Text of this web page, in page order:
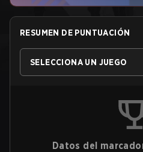
RESUMEN DE PUNTUACIÓN
SELECCIONA UN JUEGO
Datos del